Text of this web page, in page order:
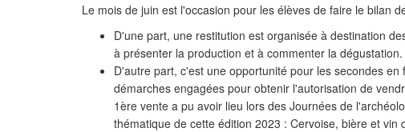
Le mois de juin est l'occasion pour les élèves de faire le bilan
D'une part, une restitution est organisée à destination
à présenter la production et à commenter la dégustation.
D'autre part, c'est une opportunité pour les secondes
démarches engagées pour obtenir l'autorisation de
1ère vente a pu avoir lieu lors des Journées de
thématique de cette édition 2023 : Cervoise, bière et vin